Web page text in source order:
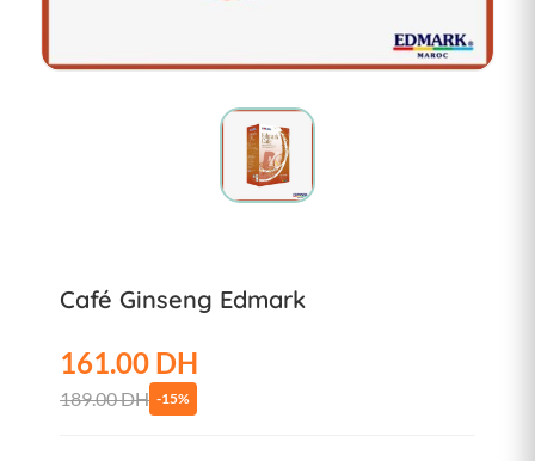
Café Ginseng Edmark
161.00 DH
189.00 DH -15%